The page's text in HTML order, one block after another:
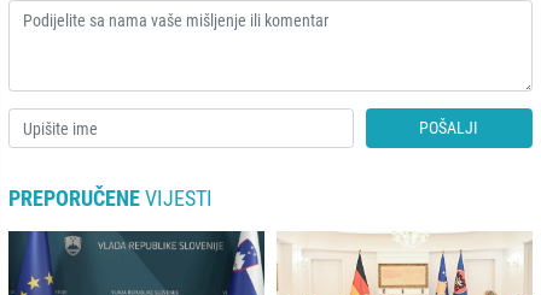
POŠALJI
PREPORUČENEVIJESTI